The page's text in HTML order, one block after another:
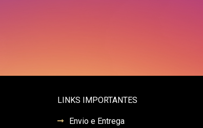
LINKS IMPORTANTES
Envio e Entrega